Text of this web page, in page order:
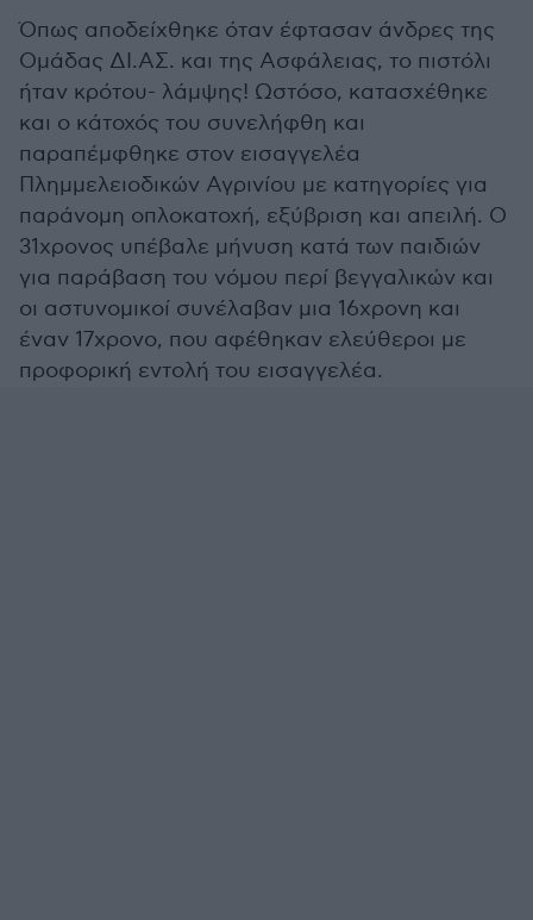
Όπως αποδείχθηκε όταν έφτασαν άνδρες της
Ομάδας ΔΙ.ΑΣ. και της Ασφάλειας, το πιστόλι
ήταν κρότου- λάμψης! Ωστόσο, κατασχέθηκε
και ο κάτοχός του συνελήφθη και
παραπέμφθηκε στον εισαγγελέα
Πλημμελειοδικών Αγρινίου με κατηγορίες για
παράνομη οπλοκατοχή, εξύβριση και απειλή. Ο
31χρονος υπέβαλε μήνυση κατά των παιδιών
για παράβαση του νόμου περί βεγγαλικών και
οι αστυνομικοί συνέλαβαν μια 16χρονη και
έναν 17χρονο, που αφέθηκαν ελεύθεροι με
προφορική εντολή του εισαγγελέα.